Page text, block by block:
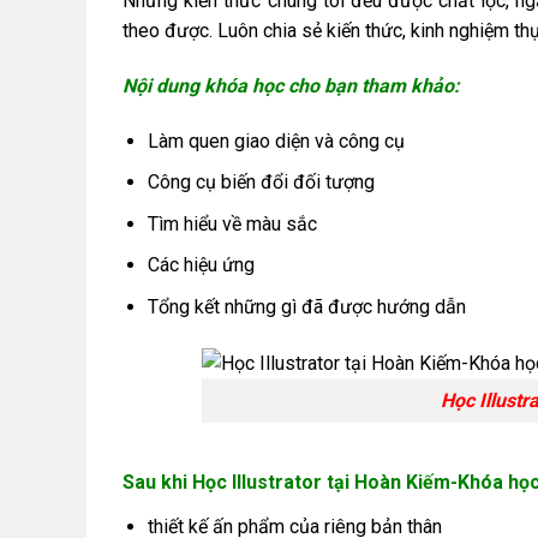
theo được. Luôn chia sẻ kiến thức, kinh nghiệm
Nội dung khóa học cho bạn tham khảo:
Làm quen giao diện và công cụ
Công cụ biến đổi đối tượng
Tìm hiểu về màu sắc
Các hiệu ứng
Tổng kết những gì đã được hướng dẫn
Học
Sau khi Học Illustrator tại Hoàn Kiếm-Khóa
thiết kế ấn phẩm của riêng bản thân